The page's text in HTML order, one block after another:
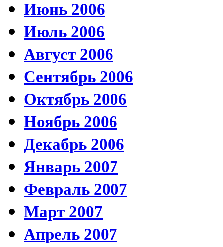
Июнь 2006
Июль 2006
Август 2006
Сентябрь 2006
Октябрь 2006
Ноябрь 2006
Декабрь 2006
Январь 2007
Февраль 2007
Март 2007
Апрель 2007